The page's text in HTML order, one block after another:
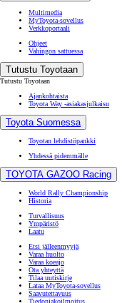
Multimedia
MyToyota-sovellus
Verkkoportaali
Ohjeet
Vahingon sattuessa
Tutustu Toyotaan
Tutustu Toyotaan
Ajankohtaista
Toyota Way -asiakasjulkaisu
Toyota Suomessa
Toyotan lehdistöpankki
Yhdessä pidemmälle
TOYOTA GAZOO Racing
World Rally Championship
Historia
Turvallisuus
Ympäristö
Laatu
Etsi jälleenmyyjä
Varaa huolto
Varaa koeajo
Ota yhteyttä
Tilaa uutiskirje
Lataa MyToyota-sovellus
Saavutettavuus
Tiedonjakoilmoitus